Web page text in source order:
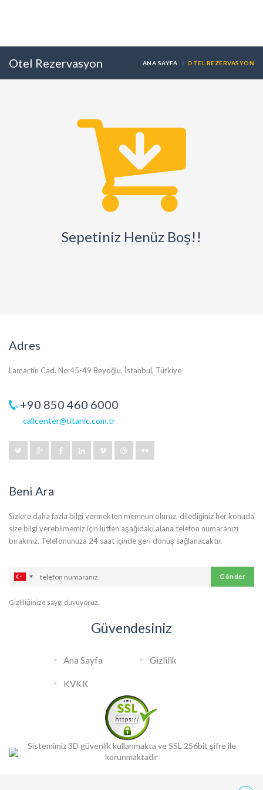
Otel Rezervasyon ANA SAYFA OTEL REZERVASYON
Sepetiniz Henüz Boş!!
Adres
Lamartin Cad. No:45-49 Beyoğlu, İstanbul, Türkiye
+90 850 460 6000
callcenter@titanic.com.tr
Beni Ara
Sizlere daha fazla bilgi vermekten memnun oluruz, dilediğiniz her konuda
size bilgi verebilmemiz için lütfen aşağıdaki alana telefon numaranızı
bırakınız. Telefonunuza 24 saat içinde geri dönüş sağlanacaktır.
Gönder
Gizliliğinize saygı duyuyoruz.
Güvendesiniz
Ana Sayfa Gizlilik
KVKK
Sistemimiz 3D güvenlik kullanmakta ve SSL 256bit şifre ile
korunmaktadır